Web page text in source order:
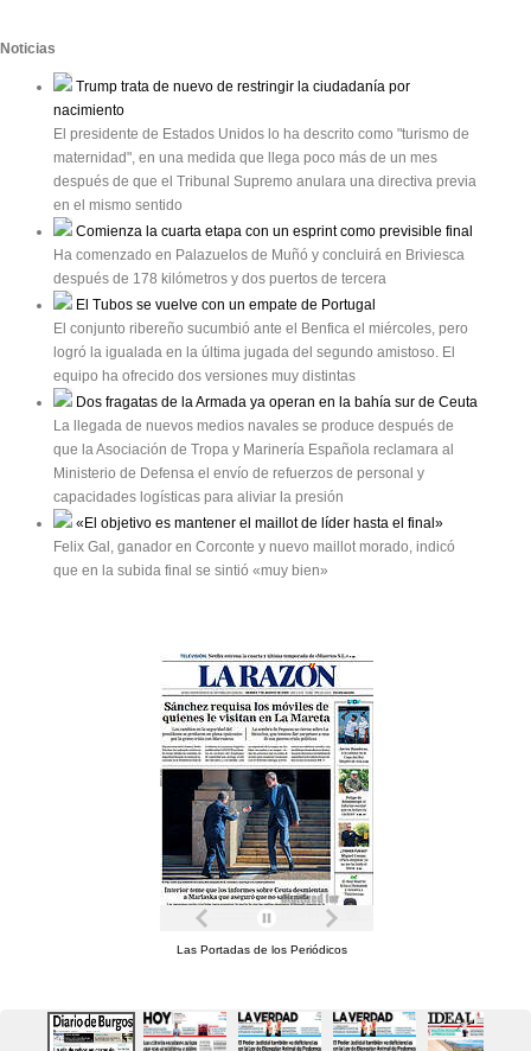
Noticias
Trump trata de nuevo de restringir la ciudadanía por
nacimiento
El presidente de Estados Unidos lo ha descrito como "turismo de
maternidad", en una medida que llega poco más de un mes
después de que el Tribunal Supremo anulara una directiva previa
en el mismo sentido
Comienza la cuarta etapa con un esprint como previsible final
Ha comenzado en Palazuelos de Muñó y concluirá en Briviesca
después de 178 kilómetros y dos puertos de tercera
El Tubos se vuelve con un empate de Portugal
El conjunto ribereño sucumbió ante el Benfica el miércoles, pero
logró la igualada en la última jugada del segundo amistoso. El
equipo ha ofrecido dos versiones muy distintas
Dos fragatas de la Armada ya operan en la bahía sur de Ceuta
La llegada de nuevos medios navales se produce después de
que la Asociación de Tropa y Marinería Española reclamara al
Ministerio de Defensa el envío de refuerzos de personal y
capacidades logísticas para aliviar la presión
«El objetivo es mantener el maillot de líder hasta el final»
Felix Gal, ganador en Corconte y nuevo maillot morado, indicó
que en la subida final se sintió «muy bien»
Las Portadas de los Periódicos